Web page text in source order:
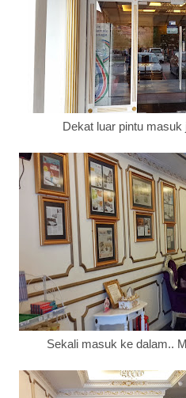
Dekat luar pintu
Sekali masuk ke dalam..